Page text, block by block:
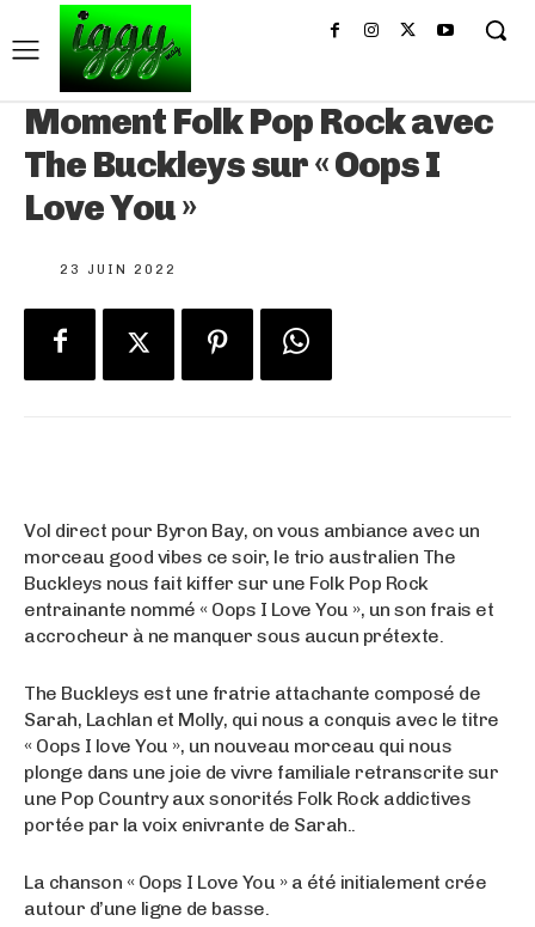
Moment Folk Pop Rock avec
The Buckleys sur « Oops I
Love You »
23 JUIN 2022
Vol direct pour Byron Bay, on vous ambiance avec un
morceau good vibes ce soir, le trio australien The
Buckleys nous fait kiffer sur une Folk Pop Rock
entrainante nommé « Oops I Love You », un son frais et
accrocheur à ne manquer sous aucun prétexte.
The Buckleys est une fratrie attachante composé de
Sarah, Lachlan et Molly, qui nous a conquis avec le titre
« Oops I love You », un nouveau morceau qui nous
plonge dans une joie de vivre familiale retranscrite sur
une Pop Country aux sonorités Folk Rock addictives
portée par la voix enivrante de Sarah..
La chanson « Oops I Love You » a été initialement crée
autour d’une ligne de basse.